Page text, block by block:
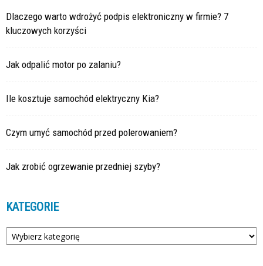
Dlaczego warto wdrożyć podpis elektroniczny w firmie? 7
kluczowych korzyści
Jak odpalić motor po zalaniu?
Ile kosztuje samochód elektryczny Kia?
Czym umyć samochód przed polerowaniem?
Jak zrobić ogrzewanie przedniej szyby?
KATEGORIE
Kategorie